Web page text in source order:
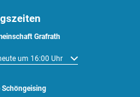
Grafrath
oder Schließzeiten auszublenden
um 16:00 Uhr